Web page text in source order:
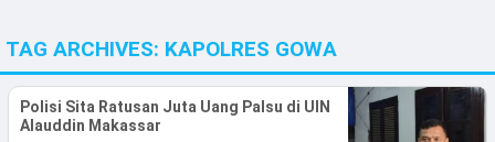
Metro
Ekonomi
TAG ARCHIVES: KAPOLRES GOWA
Polisi Sita Ratusan Juta Uang Palsu di UIN
Alauddin Makassar